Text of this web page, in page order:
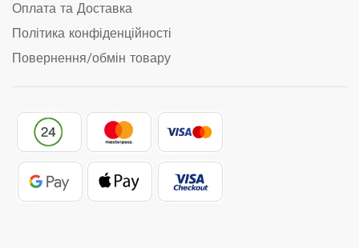
Оплата та Доставка
Політика конфіденційності
Повернення/обмін товару